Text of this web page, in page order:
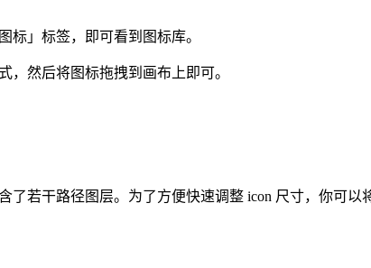
标」标签，即可看到图标库。
，然后将图标拖拽到画布上即可。
了若干路径图层。为了方便快速调整 icon 尺寸，你可